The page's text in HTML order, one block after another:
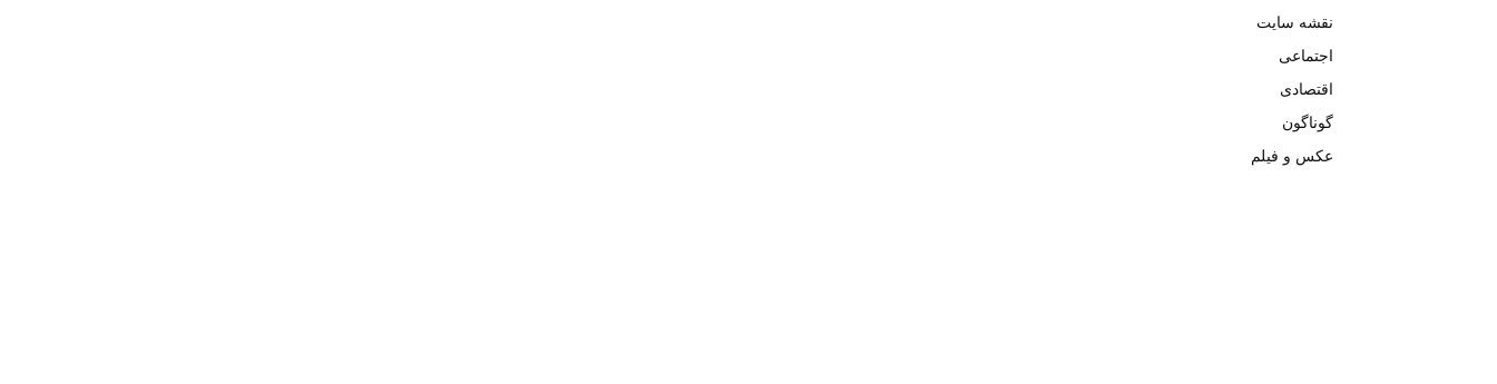
نقشه سایت
اجتماعی
اقتصادی
گوناگون
عکس و فیلم